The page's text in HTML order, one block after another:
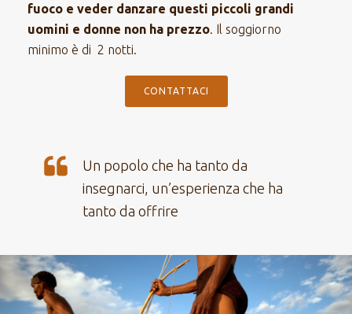
fuoco e veder danzare questi piccoli grandi
uomini e donne non ha prezzo. Il soggiorno
minimo è di 2 notti.
CONTATTACI
Un popolo che ha tanto da
insegnarci, un’esperienza che ha
tanto da offrire